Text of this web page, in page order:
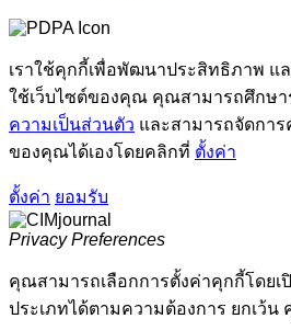
เราใช้คุกกี้เพื่อพัฒนาประสิทธิภาพ แ
ใช้เว็บไซต์ของคุณ คุณสามารถศึกษา
ความเป็นส่วนตัว และสามารถจัดการ
ของคุณได้เองโดยคลิกที่ ตั้งค่า
ตั้งค่า ยอมรับ
Privacy Preferences
คุณสามารถเลือกการตั้งค่าคุกกี้โดยเ
ประเภทได้ตามความต้องการ ยกเว้น